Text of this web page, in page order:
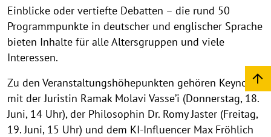
Einblicke oder vertiefte Debatten – die rund 50
Programmpunkte in deutscher und englischer Sprache
bieten Inhalte für alle Altersgruppen und viele
Interessen.
Zu den Veranstaltungshöhepunkten gehören Keynotes
mit der Juristin Ramak Molavi Vasse’i (Donnerstag, 18.
Juni, 14 Uhr), der Philosophin Dr. Romy Jaster (Freitag,
19. Juni, 15 Uhr) und dem KI-Influencer Max Fröhlich